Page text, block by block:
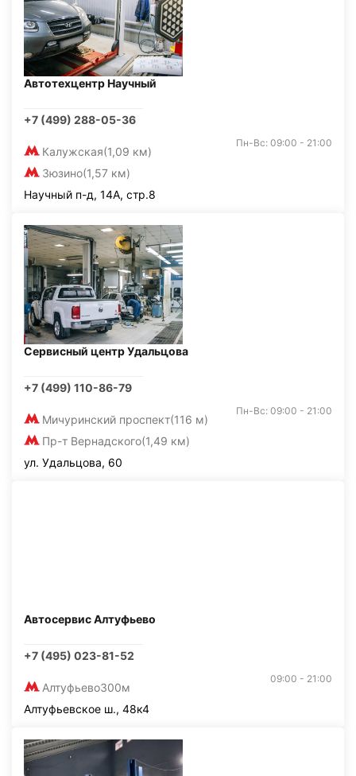
Автотехцентр Научный
+7 (499) 288-05-36
Калужская(1,09 км)
Зюзино(1,57 км)
Пн-Вс: 09:00 - 21:00
Научный п-д, 14А, стр.8
Сервисный центр Удальцова
+7 (499) 110-86-79
Мичуринский проспект(116 м)
Пр-т Вернадского(1,49 км)
Пн-Вс: 09:00 - 21:00
ул. Удальцова, 60
Автосервис Алтуфьево
+7 (495) 023-81-52
Алтуфьево300м
09:00 - 21:00
Алтуфьевское ш., 48к4